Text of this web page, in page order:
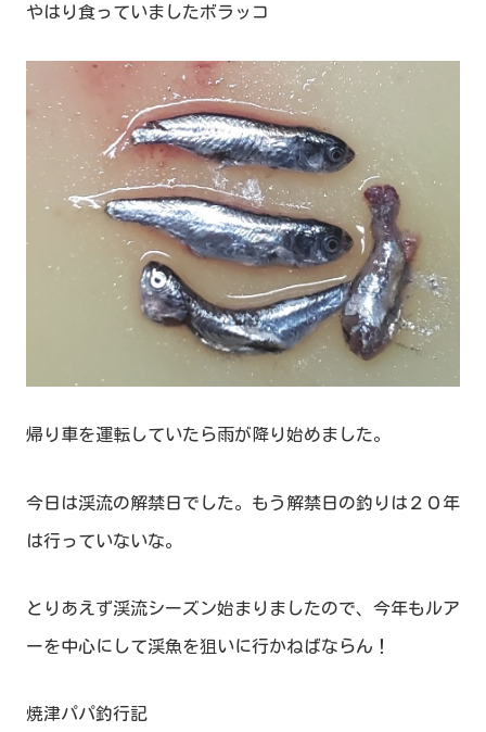
やはり食っていましたボラッコ
帰り車を運転していたら雨が降り始めました。
今日は渓流の解禁日でした。もう解禁日の釣りは２０年
は行っていないな。
とりあえず渓流シーズン始まりましたので、今年もルア
ーを中心にして渓魚を狙いに行かねばならん！
焼津パパ釣行記